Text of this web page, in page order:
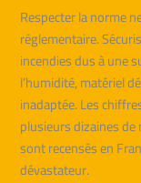
Respecter la norme
réglementaire.
incendies dus à une
l’humidité, matériel
inadaptée. Les
plusieurs dizaines
sont recensés en
dévastateur.